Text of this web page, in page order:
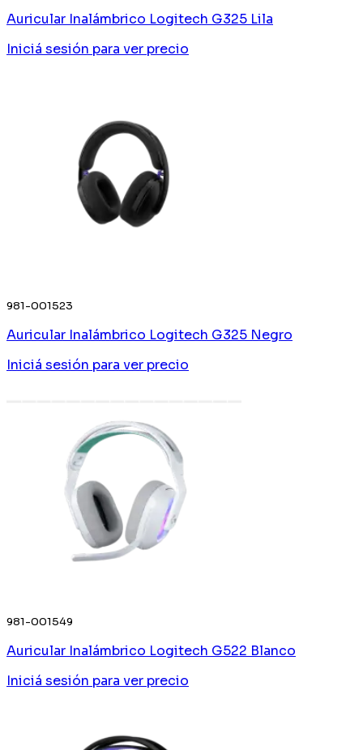
Auricular Inalámbrico Logitech G325 Lila
Iniciá sesión para ver precio
981-001523
Auricular Inalámbrico Logitech G325 Negro
Iniciá sesión para ver precio
981-001549
Auricular Inalámbrico Logitech G522 Blanco
Iniciá sesión para ver precio